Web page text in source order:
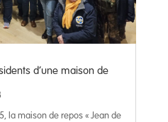
d’une maison de
la maison de repos « Jean de